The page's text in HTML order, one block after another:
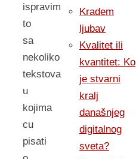
ispravim
to
sa
nekoliko
tekstova
u
kojima
cu
pisati
Kradem
ljubav
Kvalitet ili
kvantitet: Ko
je stvarni
kralj
današnjeg
digitalnog
sveta?